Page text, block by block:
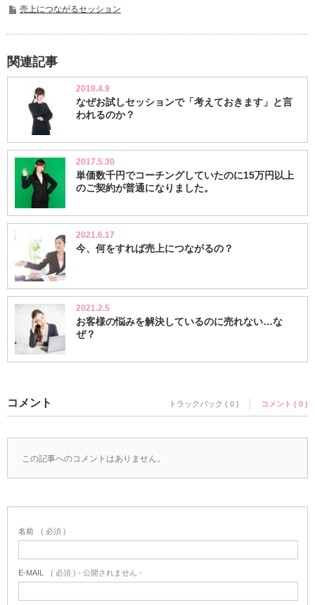
売上につながるセッション
関連記事
2018.4.9
なぜお試しセッションで「考えておきます」と言
われるのか？
2017.5.30
単価数千円でコーチングしていたのに15万円以上
のご契約が普通になりました。
2021.6.17
今、何をすれば売上につながるの？
2021.2.5
お客様の悩みを解決しているのに売れない…な
ぜ？
コメント トラックバック ( 0 ) コメント ( 0 )
この記事へのコメントはありません。
名前 ( 必須 )
E-MAIL ( 必須 ) - 公開されません -